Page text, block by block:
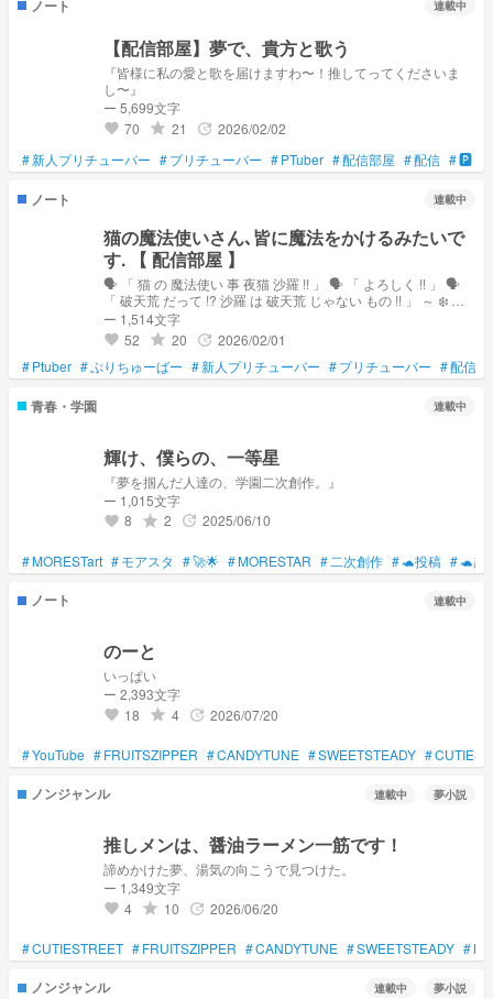
ノート 連載中
【配信部屋】夢で、貴方と歌う
『皆様に私の愛と歌を届けますわ〜！推してってくださいま
し〜』
ー 5,699文字
favorite 70 grade 21 update 2026/02/02
#新人プリチューバー #プリチューバー #PTuber #配信部屋 #配信 #🅿️
ノート 連載中
猫の魔法使いさん､皆に魔法をかけるみたいで
す. 【 配信部屋 】
🗣️ 「 猫 の 魔法使い 事 夜猫 沙羅 !! 」 🗣️ 「 よろしく !! 」 🗣️
「 破天荒 だって !? 沙羅 は 破天荒 じゃない もの !! 」 ～ ❄️ ～
🎐 ～ 🐈 ～ 発祥 様 ↓
https://novel.prcm.jp/novel/oZI9SHphr7KqNMd8dkMn ロゴ 製
作者 様 奏 羽 様 ↓
https://novel.prcm.jp/novel/QFXiaU8UdHmBJ7xbZ47p ～ ❄️ ～
🎐 ～ 🐈 ～ FM → ❄️🎐🐈 FN → 猫の杖 FA →夏間の猫 🔞 FM → ×
https://novel.prcm.jp/novel/CcM57FHNTt3yKg6SIsMF 1期生
https://novel.prcm.jp/novel/tOcZ9LIxS8S7I5p4SqQI 0期生 ～ ❄️
～ 🎐 ～ 🐈 ～ スカウト ○ ～ ❄️ ～ 🎐 ～ 🐈 ～ ♥️ × 1 万人 ★ × 10
万人 ～ ❄️ ～ 🎐 ～ 🐈 ～ 4 月 29 日 → デビュー 4 月 30 日 → 20
万人 突破 5 月 9 日 → 35 万人 突破 5 月 19 日 → 60 万人 突破
6 月 1 日 → 70 万人 突破
ー 1,514文字
favorite 52 grade 20 update 2026/02/01
#Ptuber #ぷりちゅーばー #新人プリチューバー #プリチューバー #配信部
青春・学園 連載中
輝け、僕らの、一等星
『夢を掴んだ人達の、学園二次創作。』
ー 1,015文字
favorite 8 grade 2 update 2025/06/10
#MORESTart #モアスタ #🚀🌟 #MORESTAR #二次創作 #🐢投稿 #🐢超
ノート 連載中
のーと
いっぱい
ー 2,393文字
favorite 18 grade 4 update 2026/07/20
#YouTube #FRUITSZIPPER #CANDYTUNE #SWEETSTEADY #
ノンジャンル 連載中 夢小説
推しメンは、醤油ラーメン一筋です！
諦めかけた夢、湯気の向こうで見つけた。
ー 1,349文字
favorite 4 grade 10 update 2026/06/20
#CUTIESTREET #FRUITSZIPPER #CANDYTUNE #SWEETSTEADY #
ノンジャンル 連載中 夢小説